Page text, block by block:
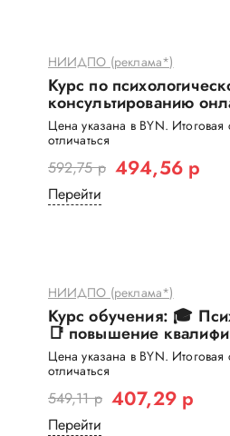
НИИДПО (реклама*)
Курс по
консультированию
Цена указана в BYN.
отличаться
592,75 р 494,56 р
Перейти
НИИДПО (реклама*)
Курс обучения: 🎓
📑 повышение
Цена указана в BYN.
отличаться
549,11 р 407,29 р
Перейти